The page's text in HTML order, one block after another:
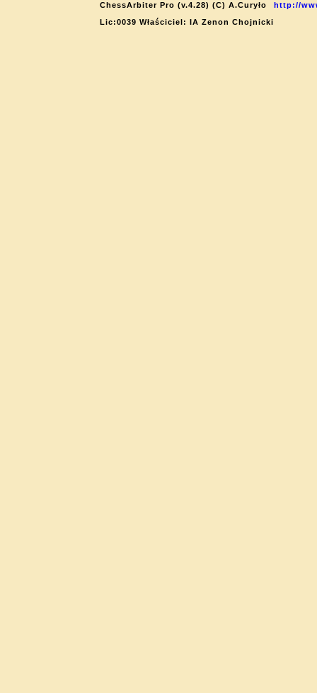
ChessArbiter Pro (v.4.28) (C) A.Curyło
http://
Lic:0039 Właściciel: IA Zenon Chojnicki